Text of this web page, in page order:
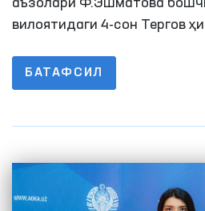
аъзолари Ф.Эшматова
вилоятидаги 4-сон Тергов
шарт-шароитлар, иситиш
таъминоти ўрганилди.
БАТАФСИЛ